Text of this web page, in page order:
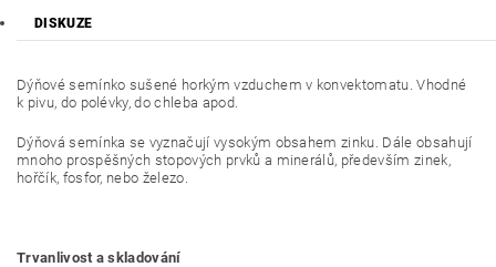
DISKUZE
Dýňové semínko sušené horkým vzduchem v konvektomatu. Vhodné
k pivu, do polévky, do chleba apod.
Dýňová semínka se vyznačují vysokým obsahem zinku. Dále obsahují
mnoho prospěšných stopových prvků a minerálů, především zinek,
hořčík, fosfor, nebo železo.
Trvanlivost a skladování